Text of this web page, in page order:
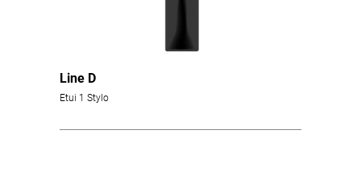
Line D
Etui 1 Stylo